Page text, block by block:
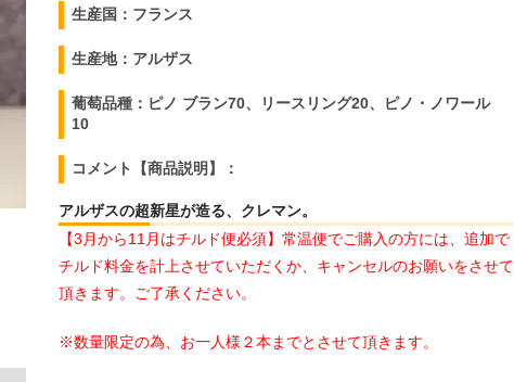
生産国：フランス
生産地：アルザス
葡萄品種：ピノ ブラン70、リースリング20、ピノ・ノワール
10
コメント【商品説明】：
アルザスの超新星が造る、クレマン。
【3月から11月はチルド便必須】常温便でご購入の方には、追加で
チルド料金を計上させていただくか、キャンセルのお願いをさせて
頂きます。ご了承ください。
※数量限定の為、お一人様２本までとさせて頂きます。